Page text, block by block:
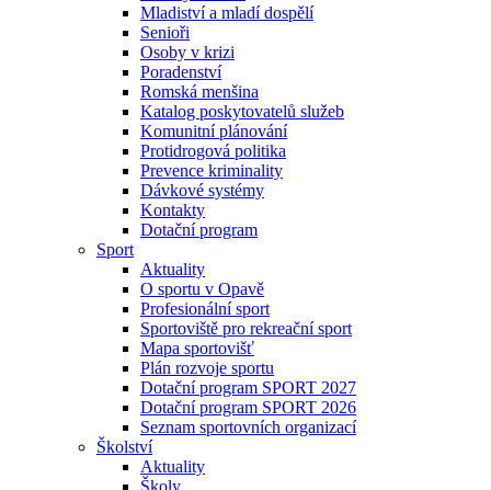
Mladiství a mladí dospělí
Senioři
Osoby v krizi
Poradenství
Romská menšina
Katalog poskytovatelů služeb
Komunitní plánování
Protidrogová politika
Prevence kriminality
Dávkové systémy
Kontakty
Dotační program
Sport
Aktuality
O sportu v Opavě
Profesionální sport
Sportoviště pro rekreační sport
Mapa sportovišť
Plán rozvoje sportu
Dotační program SPORT 2027
Dotační program SPORT 2026
Seznam sportovních organizací
Školství
Aktuality